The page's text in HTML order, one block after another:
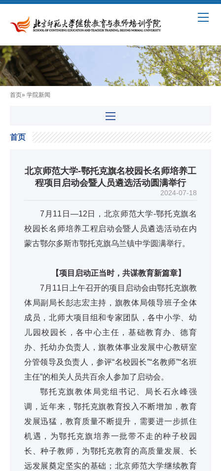
首页» 学院新闻
首页
北京师范大学-鄂托克旗名校园长名师培养工
程项目启动会暨人员遴选活动圆满举行
2024-07-18
7月11日—12日，北京师范大学-鄂托克旗名
校园长名师培养工程启动会暨人员遴选活动在内
蒙古鄂尔多斯市鄂托克旗乌兰镇中学圆满举行。
【项目启动正当时，共谋教育新篇章】
7月11日上午召开的项目启动会由鄂托克旗教
体局副局长彭志宏主持，旗教体局领导班子全体
成员，北师大项目组和专家团队，各中小学、幼
儿园校园长，各中心主任，基础教育办、德育
办、托幼办负责人，旗教体事业发展中心教研室
分管领导及负责人，参评“名校园长”“名教师”“名班
主任”的相关人员共百余人参加了启动会。
鄂托克旗教体局党组书记、局长石永峰强
调，近年来，鄂托克旗教育投入不断增加，教育
发展迅猛，教育质量不断提升，需要进一步抓住
机遇，为鄂托克旗培养一批带不走的种子校园
长、种子教师，为鄂托克教育的高质量发展、长
远发展奠定坚实的基础；北京师范大学继续教育